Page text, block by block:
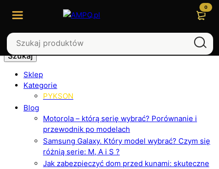
Szukaj
Sklep
Kategorie
PYKSON
Blog
Motorola – którą serię wybrać? Porównanie i
przewodnik po modelach
Samsung Galaxy. Który model wybrać? Czym się
różnią serie: M, A i S ?
Jak zabezpieczyć dom przed kunami: skuteczne
0